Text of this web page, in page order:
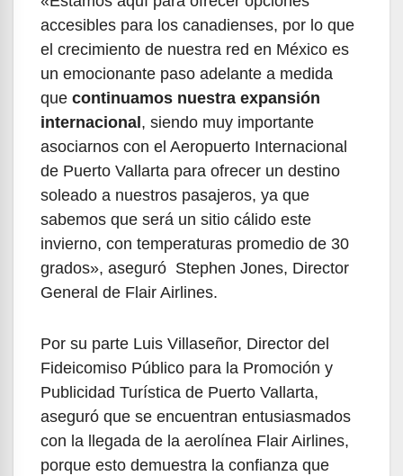
accesibles para los canadienses, por lo que
el crecimiento de nuestra red en México es
un emocionante paso adelante a medida
que continuamos nuestra expansión
internacional , siendo muy importante
asociarnos con el Aeropuerto Internacional
de Puerto Vallarta para ofrecer un destino
soleado a nuestros pasajeros, ya que
sabemos que será un sitio cálido este
invierno, con temperaturas promedio de 30
grados», aseguró Stephen Jones, Director
General de Flair Airlines.
Por su parte Luis Villaseñor, Director del
Fideicomiso Público para la Promoción y
Publicidad Turística de Puerto Vallarta,
aseguró que se encuentran entusiasmados
con la llegada de la aerolínea Flair Airlines,
porque esto demuestra la confianza que